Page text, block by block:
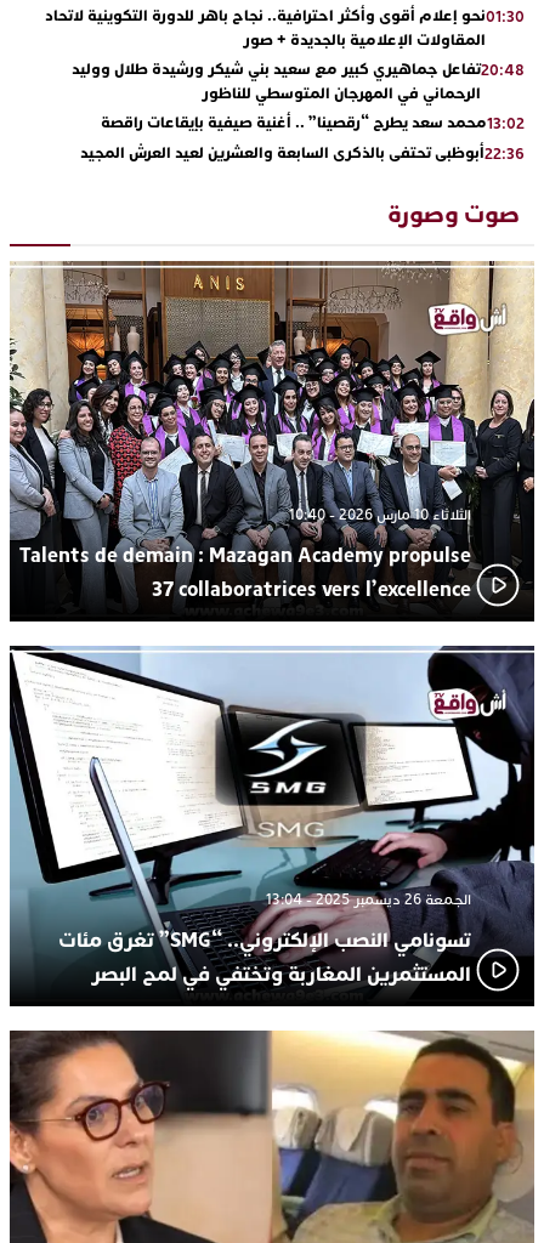
01:30نحو إعلام أقوى وأكثر احترافية.. نجاح باهر للدورة التكوينية لاتحاد
المقاولات الإعلامية بالجديدة + صور
20:48تفاعل جماهيري كبير مع سعيد بني شيكر ورشيدة طلال ووليد
الرحماني في المهرجان المتوسطي للناظور
13:02محمد سعد يطرح “رقصينا” .. أغنية صيفية بإيقاعات راقصة
22:36أبوظبي تحتفي بالذكرى السابعة والعشرين لعيد العرش المجيد
13:30دنيا بوطازوت تواصل تألقها الفني وتؤكد مكانتها بأداء مميز في
“كوفرة فالغيس”
19:11يقظة أمنية تنهي كابوس الفتاة القاصر: كواليس مثيرة لعملية تحرير
رهينتين من قبضة ذي سوابق بالجديدة
17:27اتحاد المقاولات الإعلامية يقود قاطرة التكوين بالجديدة ويستضيف
الإعلامي سعيد بلفقير في دورة استثنائية
صوت وصورة
الثلاثاء 10 مارس 2026 - 10:40
Talents de demain : Mazagan Academy propulse
37 collaboratrices vers l’excellence
الجمعة 26 ديسمبر 2025 - 13:04
تسونامي النصب الإلكتروني.. “SMG” تغرق مئات
المستثمرين المغاربة وتختفي في لمح البصر